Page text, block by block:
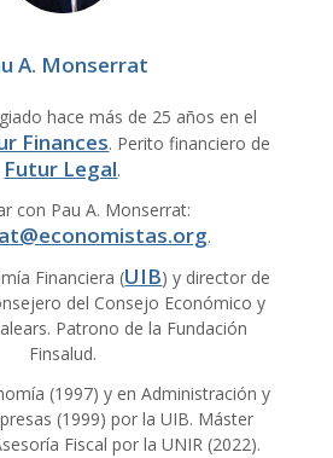
A. Monserrat
hace más de 25 años en el
Finances. Perito financiero de
Futur Legal.
con Pau A. Monserrat:
.
Financiera (UIB) y director de
del Consejo Económico y
Patrono de la Fundación
Finsalud.
(1997) y en Administración y
(1999) por la UIB. Máster
Fiscal por la UNIR (2022).